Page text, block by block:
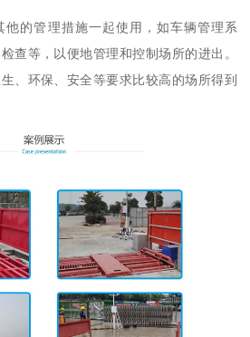
他的管理措施一起使用，如车辆管理系
查等，以便地管理和控制场所的进出。
、环保、安全等要求比较高的场所得到